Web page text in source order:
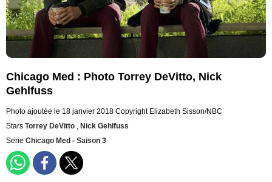
Chicago Med : Photo Torrey DeVitto, Nick
Gehlfuss
Photo ajoutée le 18 janvier 2018 Copyright Elizabeth Sisson/NBC
Stars Torrey DeVitto , Nick Gehlfuss
Serie Chicago Med - Saison 3